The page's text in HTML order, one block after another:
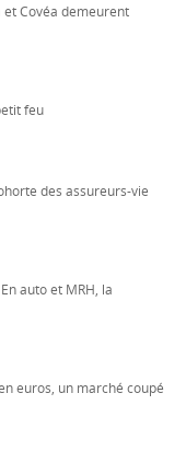
et Covéa demeurent
feu
des assureurs-vie
auto et MRH, la
euros, un marché coupé